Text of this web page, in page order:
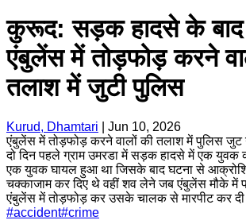
कुरूद: सड़क हादसे के बाद
एंबुलेंस में तोड़फोड़ करने
तलाश में जुटी पुलिस
Kurud, Dhamtari
Jun 10, 2026
एंबुलेंस में तोड़फोड़ करने वालों की तलाश में पुलिस जुट
दो दिन पहले ग्राम उमरडा में सड़क हादसे में एक युवक
एक युवक घायल हुआ था जिसके बाद घटना से
चक्काजाम कर दिए थे वहीं शव लेने जब एंबुलेंस मौके में
एंबुलेंस में तोड़फोड़ कर उसके चालक से मारपीट कर दी
#accident#crime